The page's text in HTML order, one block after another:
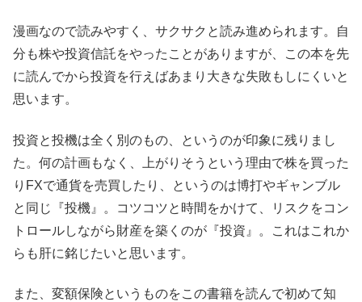
漫画なので読みやすく、サクサクと読み進められます。自
分も株や投資信託をやったことがありますが、この本を先
に読んでから投資を行えばあまり大きな失敗もしにくいと
思います。
投資と投機は全く別のもの、というのが印象に残りまし
た。何の計画もなく、上がりそうという理由で株を買った
りFXで通貨を売買したり、というのは博打やギャンブル
と同じ『投機』。コツコツと時間をかけて、リスクをコン
トロールしながら財産を築くのが『投資』。これはこれか
らも肝に銘じたいと思います。
また、変額保険というものをこの書籍を読んで初めて知